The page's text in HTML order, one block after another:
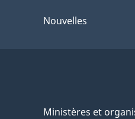
Nouvelles
Ministères et